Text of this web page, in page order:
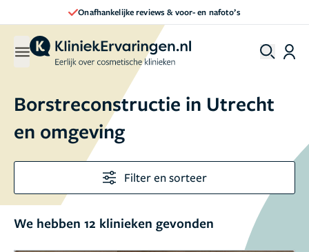
Onafhankelijke reviews & voor- en nafoto’s
Borstreconstructie in Utrecht
en omgeving
Filter en sorteer
We hebben 12 klinieken gevonden